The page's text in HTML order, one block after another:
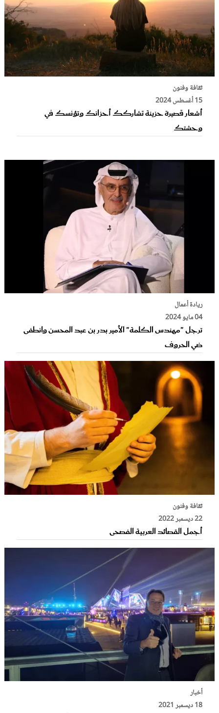
ثقافة وفنون
15 أغسطس 2024
أشعار قصيرة حزينة تشاركك أحزانك وتؤنسك في
وحشتك
ريادة أعمال
04 مايو 2024
ترجل "مهندس الكلمة" الأمير بدر بن عبد المحسن وانطفى
ضي الحروف
ثقافة وفنون
22 ديسمبر 2022
أجمل القصائد العربية الفصحى
أخبار
18 ديسمبر 2021